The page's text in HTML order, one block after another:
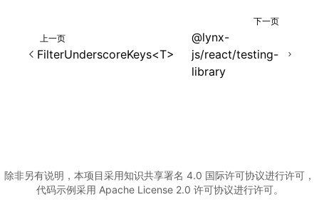
上一页
FilterUnderscoreKeys<T>
下一页
@lynx-
js/react/testing-
library
除非另有说明，本项目采用知识共享署名 4.0 国际许可协议进行许可，
代码示例采用 Apache License 2.0 许可协议进行许可。